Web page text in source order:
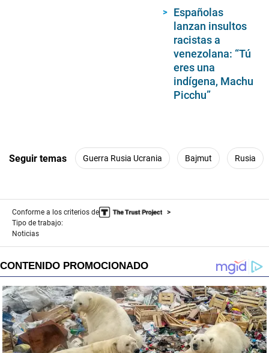
Españolas
lanzan insultos
racistas a
venezolana: “Tú
eres una
indígena, Machu
Picchu”
Seguir temas Guerra Rusia Ucrania Bajmut Rusia
Conforme a los criterios de
Tipo de trabajo:
Noticias